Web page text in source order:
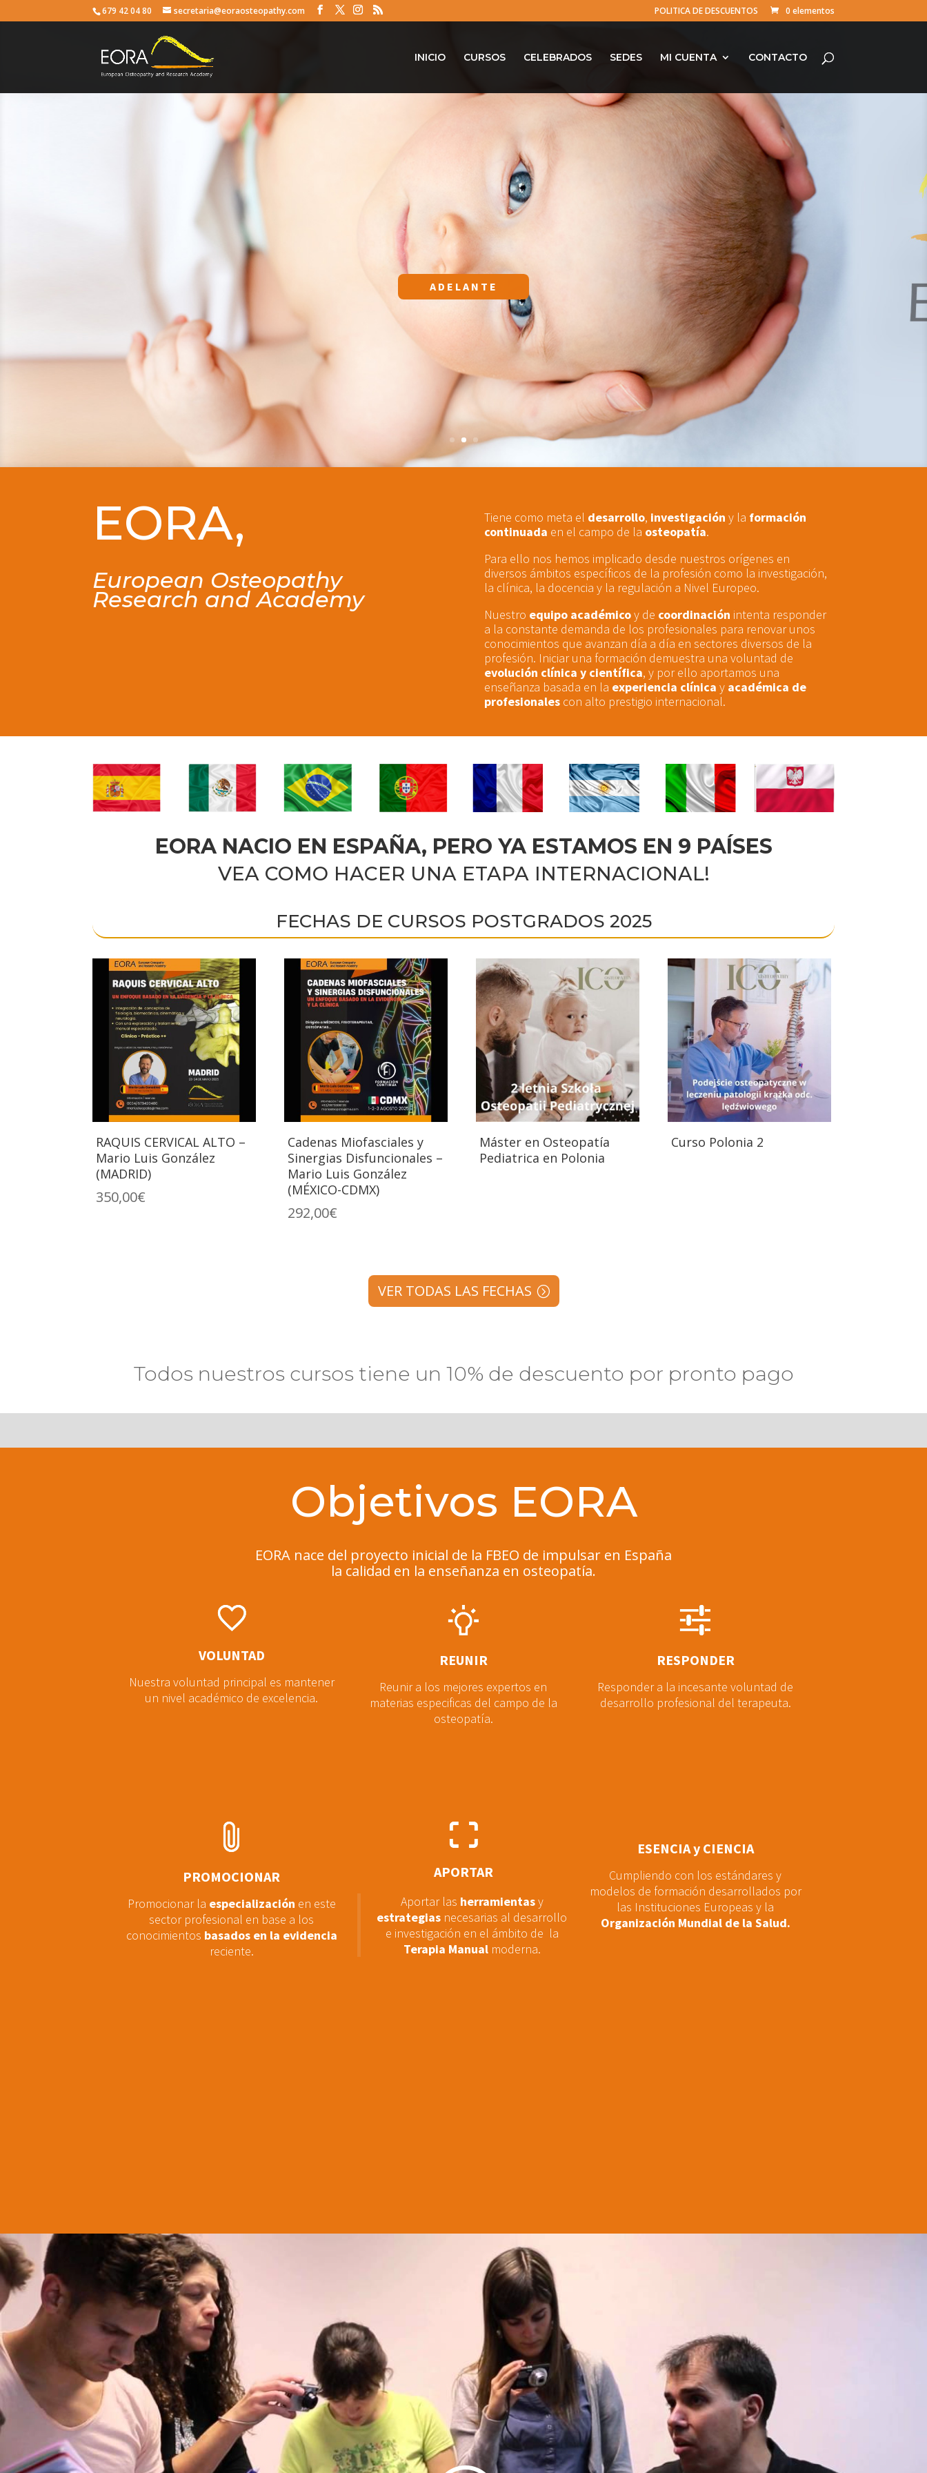
679 42 04 80 secretaria@eoraosteopathy.com POLITICA DE DESCUENTOS 0 elementos
INICIO CURSOS CELEBRADOS SEDES MI CUENTA CONTACTO
ADELANTE
EORA,
European Osteopathy
Research and Academy
Tiene como meta el desarrollo, investigación y la formación
continuada en el campo de la osteopatía.
Para ello nos hemos implicado desde nuestros orígenes en
diversos ámbitos específicos de la profesión como la investigación,
la clínica, la docencia y la regulación a Nivel Europeo.
Nuestro equipo académicoy de coordinación intenta responder
a la constante demanda de los profesionales para renovar unos
conocimientos que avanzan día a día en sectores diversos de la
profesión. Iniciar una formación demuestra una voluntad de
evolución clínica y científica, y por ello aportamos una
enseñanza basada en la experiencia clínica y académica de
profesionalescon alto prestigio internacional.
EORA NACIO EN ESPAÑA, PERO YA ESTAMOS EN 9 PAÍSES
VEA COMO HACER UNA ETAPA INTERNACIONAL!
FECHAS DE CURSOS POSTGRADOS 2025
RAQUIS CERVICAL ALTO –
Mario Luis González
(MADRID)
350,00€
Cadenas Miofasciales y
Sinergias Disfuncionales –
Mario Luis González
(MÉXICO-CDMX)
292,00€
Máster en Osteopatía
Pediatrica en Polonia
Curso Polonia 2
VER TODAS LAS FECHAS
Todos nuestros cursos tiene un 10% de descuento por pronto pago
Objetivos EORA
EORA nace del proyecto inicial de la FBEO de impulsar en España
la calidad en la enseñanza en osteopatía.
VOLUNTAD
Nuestra voluntad principal es mantener
un nivel académico de excelencia.
REUNIR
Reunir a los mejores expertos en
materias especificas del campo de la
osteopatía.
RESPONDER
Responder a la incesante voluntad de
desarrollo profesional del terapeuta.
PROMOCIONAR
Promocionar la especialización en este
sector profesional en base a los
conocimientos basados en la evidencia
reciente.
APORTAR
Aportar las herramientasy
estrategias necesarias al desarrollo
e investigación en el ámbito de la
Terapia Manualmoderna.
ESENCIA y CIENCIA
Cumpliendo con los estándares y
modelos de formación desarrollados por
las Instituciones Europeas y la
Organización Mundial de la Salud.